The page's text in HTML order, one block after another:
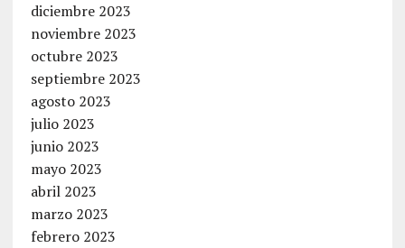
diciembre 2023
noviembre 2023
octubre 2023
septiembre 2023
agosto 2023
julio 2023
junio 2023
mayo 2023
abril 2023
marzo 2023
febrero 2023